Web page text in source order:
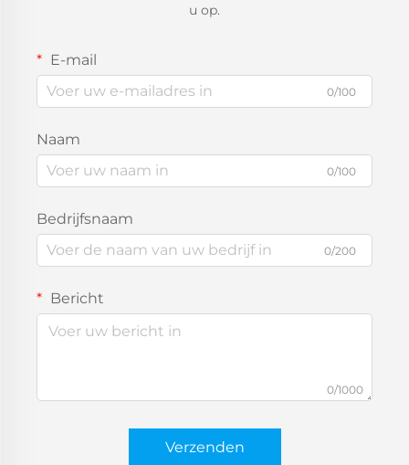
u op.
E-mail
0/100
Naam
0/100
Bedrijfsnaam
0/200
Bericht
0/1000
Verzenden